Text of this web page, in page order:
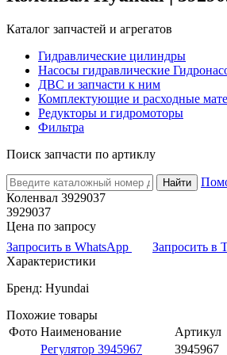
Каталог запчастей и агрегатов
Гидравлические цилиндры
Насосы гидравлические
ДВС и запчасти к ним
Комплектующие и расходные
Редукторы и гидромоторы
Фильтра
Поиск запчасти по артиклу
Найти
Коленвал 3929037
3929037
Цена по запросу
Запросить в WhatsApp
Запросить в
Характеристики
Бренд: Hyundai
Похожие товары
Фото Наименование Артикул
Регулятор 3945967
3945967